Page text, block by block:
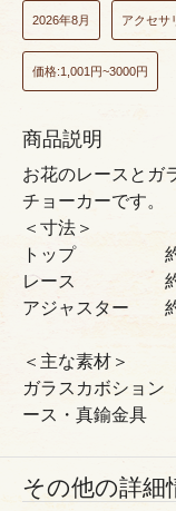
2026年8月 アクセサ
価格:1,001円~3000円
商品説明
お花のレースとガ
チョーカーです。
＜寸法＞
トップ 約
レース 約
アジャスター
＜主な素材＞
ガラスカボション
ース・真鍮金具
その他の詳細